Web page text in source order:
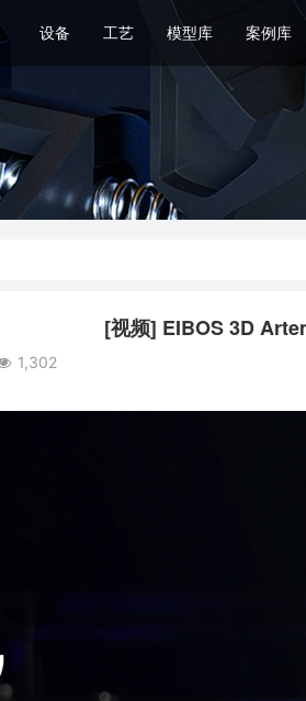
设备 工艺 模型库 案例库
[视频] EIBOS 3D
1,302